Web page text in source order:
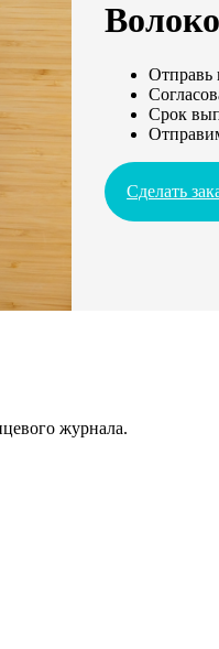
Отправь
Срок
Сделать
журнала.